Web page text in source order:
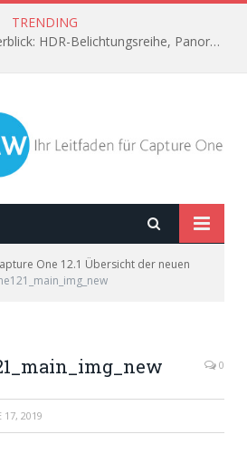
TRENDING
Capture One 22 Im Überblick: HDR-Belichtungsreihe, Panorama aus Einzelbildern, Horizont automatisch ausrichten
One 12.1 Übersicht der neuen
0
17, 2019